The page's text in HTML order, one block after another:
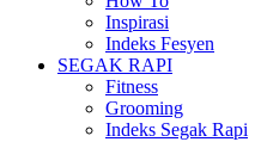
Inspirasi
Indeks Fesyen
SEGAK RAPI
Fitness
Grooming
Indeks Segak Rapi